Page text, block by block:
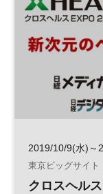
2019/10/9(水)～
東京ビッグサイト
クロスヘル